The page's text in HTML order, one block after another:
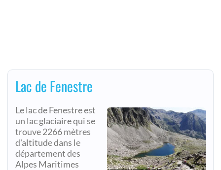
Lac de Fenestre
Le lac de Fenestre est
un lac glaciaire qui se
trouve 2266 mètres
d'altitude dans le
département des
Alpes Maritimes